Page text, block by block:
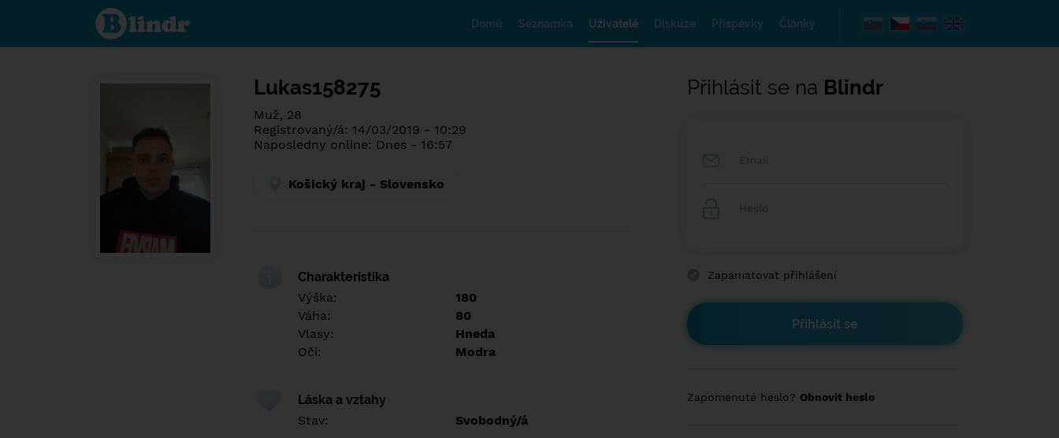
Poznej co je
pod maskou.
Seznamovací
Domů Seznamka Uživatelé Diskuze Příspěvky Články
Lukas158275
Muž, 28
Registrovaný/á: 14/03/2019 - 10:29
Naposledny online: Dnes - 16:57
Košický kraj - Slovensko
Charakteristika
Výška:
180
Váha:
80
Vlasy:
Hneda
Oči:
Modra
Láska a vztahy
Stav:
Svobodný/á
Přihlásit se na Blindr
Zapamatovat přihlášení
Zapomenuté heslo? Obnovit heslo